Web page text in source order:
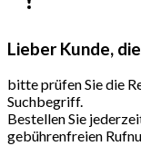
Lieber Kunde,
bitte prüfen Sie die
Suchbegriff.
Bestellen Sie
gebührenfreien